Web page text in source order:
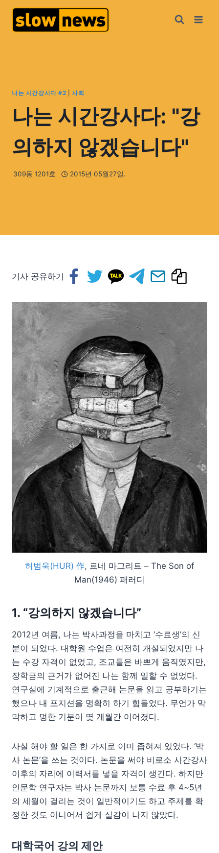
나는 시간강사다 #2 |사회
나는 시간강사다: "강
의하지 않겠습니다"
309동 1201호 2015년 05월27일.
기사 공유하기
허범욱(HUR) 作, 르네 마그리트 – The Son of
Man(1946) 패러디
1. “강의하지 않겠습니다”
2012년 여름, 나는 박사과정을 마치고 ‘수료생’의 신
분이 되었다. 대학원 수업은 여전히 개설되었지만 나
는 수강 자격이 없었고, 조교들은 바쁘게 움직였지만,
장학금의 근거가 없어진 나는 함께 일할 수 없었다.
연구실에 기계적으로 출근해 논문을 읽고 공부하기는
했으나 내 포지션을 명확히 하기 힘들었다. 무언가 막
막하고 멍한 기분이 몇 개월간 이어졌다.
사실 해야 할 일은 한 가지로 이미 좁혀져 있었다. ‘박
사 논문’을 쓰는 것이다. 논문을 써야 비로소 시간강사
이후의 자리에 이력서를 넣을 자격이 생긴다. 하지만
인문학 연구자는 박사 논문까지 보통 수료 후 4~5년
의 세월이 걸리는 것이 일반적이기도 하고 주제를 확
정한 것도 아니어서 쉽게 실감이 나지 않았다.
대학국어 강의 제안